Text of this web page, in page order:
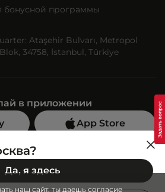
наш сайт, ты даешь согласие
бонусной программы
Ataşehir Bulvarı, Metropol
34758, İstanbul, Türkiye
в приложении
App Store
сетях
Позвони нам
Да, я здесь